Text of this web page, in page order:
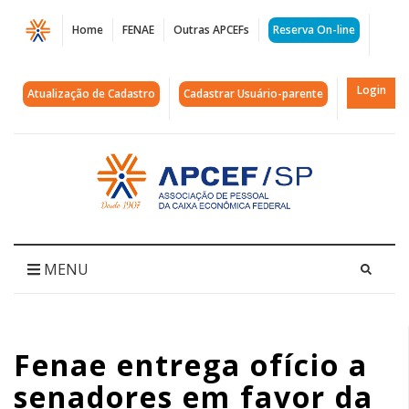
Página
Fenae
entrega
senadores
favor
do
Home FENAE Outras APCEFs Reserva On-line
Atualização de Cadastro Cadastrar Usuário-parente Login
Acessar
página
inicial
MENU
Fenae entrega ofício a
senadores em favor da